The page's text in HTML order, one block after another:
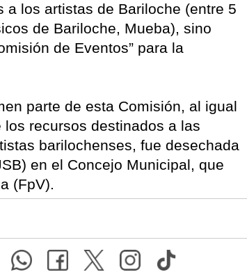
los artistas de Bariloche (entre 5
de Bariloche, Mueba), sino
de Eventos” para la
parte de esta Comisión, al igual
recursos destinados a las
barilochenses, fue desechada
en el Concejo Municipal, que
(FpV).